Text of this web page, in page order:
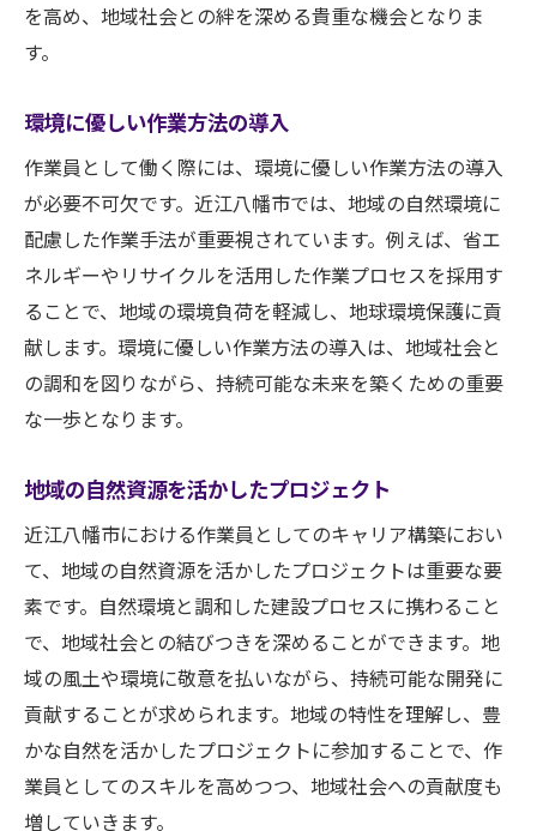
を高め、地域社会との絆を深める貴重な機会となりま
す。
環境に優しい作業方法の導入
作業員として働く際には、環境に優しい作業方法の導入
が必要不可欠です。近江八幡市では、地域の自然環境に
配慮した作業手法が重要視されています。例えば、省エ
ネルギーやリサイクルを活用した作業プロセスを採用す
ることで、地域の環境負荷を軽減し、地球環境保護に貢
献します。環境に優しい作業方法の導入は、地域社会と
の調和を図りながら、持続可能な未来を築くための重要
な一歩となります。
地域の自然資源を活かしたプロジェクト
近江八幡市における作業員としてのキャリア構築におい
て、地域の自然資源を活かしたプロジェクトは重要な要
素です。自然環境と調和した建設プロセスに携わること
で、地域社会との結びつきを深めることができます。地
域の風土や環境に敬意を払いながら、持続可能な開発に
貢献することが求められます。地域の特性を理解し、豊
かな自然を活かしたプロジェクトに参加することで、作
業員としてのスキルを高めつつ、地域社会への貢献度も
増していきます。